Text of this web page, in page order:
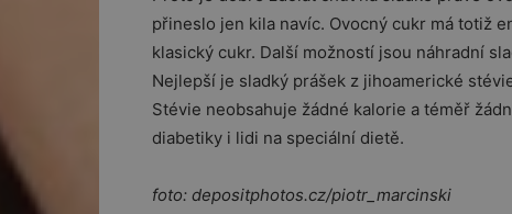
přineslo jen kila navíc. Ovocný cukr má totiž
klasický cukr. Další možností jsou náhradní
Nejlepší je sladký prášek z jihoamerické
Stévie neobsahuje žádné kalorie a téměř
diabetiky i lidi na speciální dietě.
foto: depositphotos.cz/piotr_marcinski